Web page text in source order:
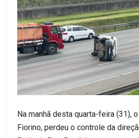
Na manhã desta quarta-feira (31),
Fiorino, perdeu o controle da